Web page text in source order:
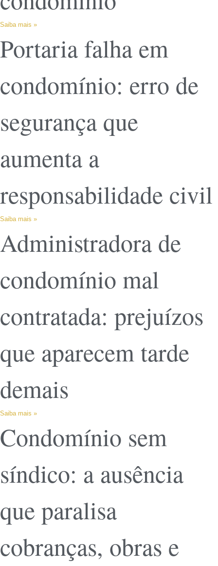
Saiba mais »
Portaria falha em
condomínio: erro de
segurança que
aumenta a
responsabilidade civil
Saiba mais »
Administradora de
condomínio mal
contratada: prejuízos
que aparecem tarde
demais
Saiba mais »
Condomínio sem
síndico: a ausência
que paralisa
cobranças, obras e